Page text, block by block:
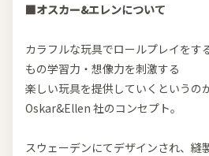
■オスカー&エレンについて
カラフルな玩具でロールプレイをす
もの学習力・想像力を刺激する
楽しい玩具を提供していくというのが
Oskar&Ellen 社のコンセプト。
スウェーデンにてデザインされ、縫